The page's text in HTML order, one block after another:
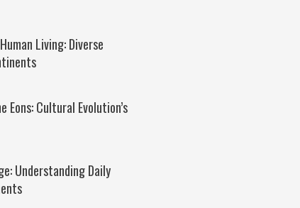
Living: Diverse
Eons: Cultural Evolution’s
Understanding Daily